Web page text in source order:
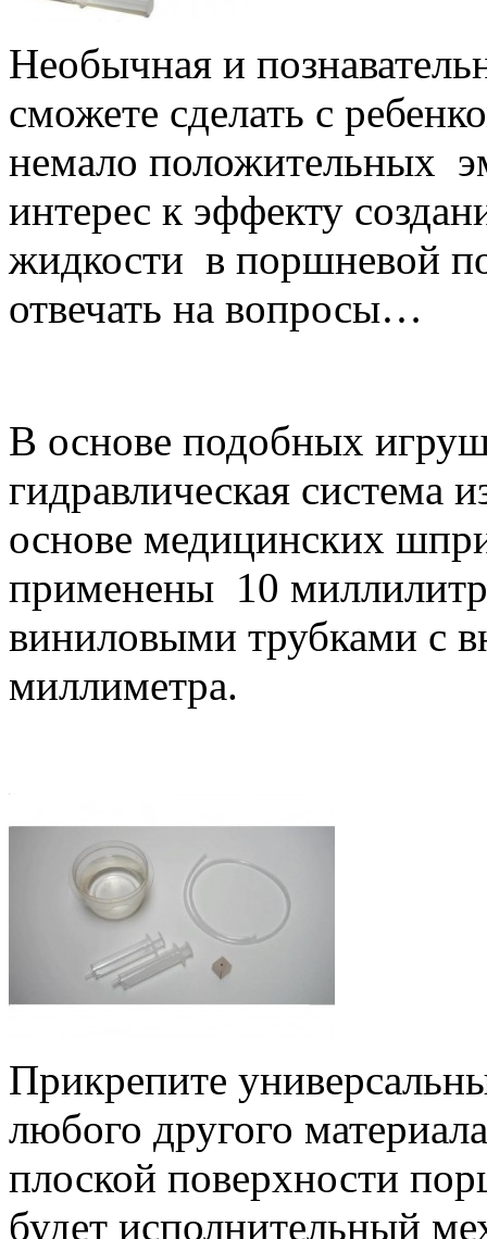
Необычная и
сможете сделать с
немало положительных
интерес к эффекту
жидкости в поршневой
отвечать на вопросы…
В основе подобных
гидравлическая система
основе медицинских
применены 10
виниловыми трубками с
миллиметра.
Прикрепите
любого другого
плоской поверхности
будет исполнительный